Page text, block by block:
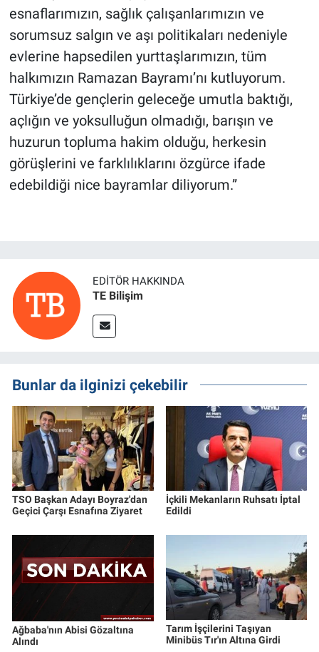
esnaflarımızın, sağlık çalışanlarımızın ve
sorumsuz salgın ve aşı politikaları nedeniyle
evlerine hapsedilen yurttaşlarımızın, tüm
halkımızın Ramazan Bayramı’nı kutluyorum.
Türkiye’de gençlerin geleceğe umutla baktığı,
açlığın ve yoksulluğun olmadığı, barışın ve
huzurun topluma hakim olduğu, herkesin
görüşlerini ve farklılıklarını özgürce ifade
edebildiği nice bayramlar diliyorum.”
EDITÖR HAKKINDA
TE Bilişim
Bunlar da ilginizi çekebilir
TSO Başkan Adayı Boyraz'dan
Geçici Çarşı Esnafına Ziyaret
İçkili Mekanların Ruhsatı İptal
Edildi
Ağbaba'nın Abisi Gözaltına
Alındı
Tarım İşçilerini Taşıyan
Minibüs Tır'ın Altına Girdi